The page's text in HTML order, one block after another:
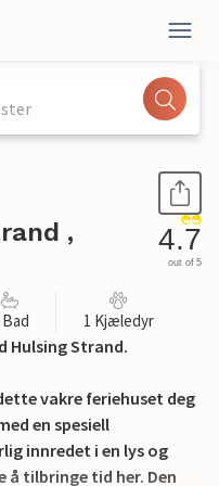
,
4.7
out of 5
Bad 1 Kjæledyr
Hulsing Strand.
vakre feriehuset deg
en spesiell
innredet i en lys og
tilbringe tid her. Den